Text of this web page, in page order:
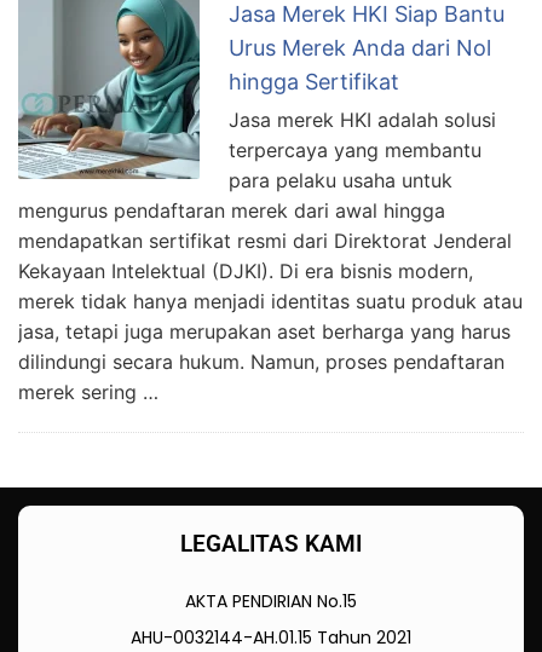
Jasa Merek HKI Siap Bantu
Urus Merek Anda dari Nol
hingga Sertifikat
Jasa merek HKI adalah solusi
terpercaya yang membantu
para pelaku usaha untuk
mengurus pendaftaran merek dari awal hingga
mendapatkan sertifikat resmi dari Direktorat Jenderal
Kekayaan Intelektual (DJKI). Di era bisnis modern,
merek tidak hanya menjadi identitas suatu produk atau
jasa, tetapi juga merupakan aset berharga yang harus
dilindungi secara hukum. Namun, proses pendaftaran
merek sering …
LEGALITAS KAMI
AKTA PENDIRIAN No.15
AHU-0032144-AH.01.15 Tahun 2021